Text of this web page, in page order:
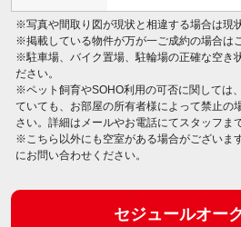
※写真や間取り図が現状と相違する場合は現
※掲載している物件が万が一ご成約の場合は
※駐車場、バイク置場、駐輪場の正確な空き
ださい。
※ペット飼育やSOHO利用の可否に関しては
ていても、お部屋の所有者様によって禁止の
さい。詳細はメールやお電話にてスタッフま
※こちら以外にも空室がある場合がございま
にお問い合わせください。
セジュールオー